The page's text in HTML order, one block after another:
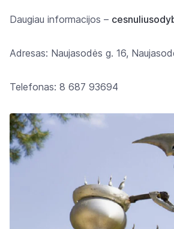
Daugiau informacijos –
Adresas: Naujasodės g. 16,
Telefonas: 8 687 93694